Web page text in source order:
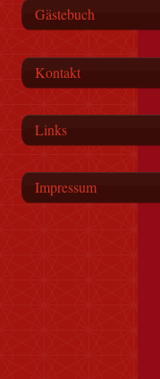
Gästebuch
Kontakt
Links
Impressum